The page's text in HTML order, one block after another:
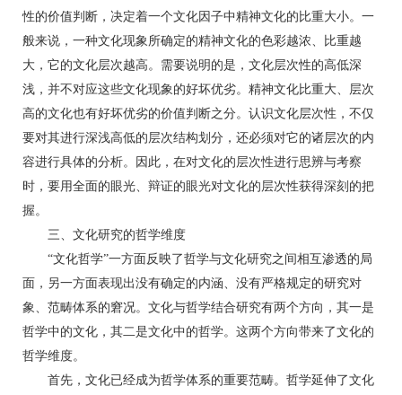
性的价值判断，决定着一个文化因子中精神文化的比重大小。一
般来说，一种文化现象所确定的精神文化的色彩越浓、比重越
大，它的文化层次越高。需要说明的是，文化层次性的高低深
浅，并不对应这些文化现象的好坏优劣。精神文化比重大、层次
高的文化也有好坏优劣的价值判断之分。认识文化层次性，不仅
要对其进行深浅高低的层次结构划分，还必须对它的诸层次的内
容进行具体的分析。因此，在对文化的层次性进行思辨与考察
时，要用全面的眼光、辩证的眼光对文化的层次性获得深刻的把
握。
三、文化研究的哲学维度
“文化哲学”一方面反映了哲学与文化研究之间相互渗透的局
面，另一方面表现出没有确定的内涵、没有严格规定的研究对
象、范畴体系的窘况。文化与哲学结合研究有两个方向，其一是
哲学中的文化，其二是文化中的哲学。这两个方向带来了文化的
哲学维度。
首先，文化已经成为哲学体系的重要范畴。哲学延伸了文化